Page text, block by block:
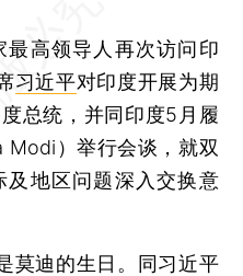
高领导人再次访问印
习近平对印度开展为期
总统，并同印度5月履
Modi）举行会谈，就双
地区问题深入交换意
迪的生日。同习近平